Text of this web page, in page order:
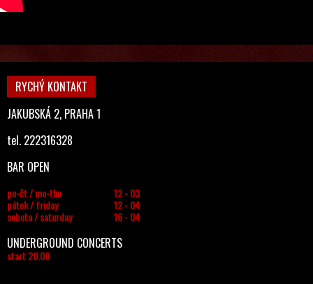
RYCHÝ KONTAKT
JAKUBSKÁ 2, PRAHA 1
tel. 222316328
BAR OPEN
po-čt / mo-thu
12 - 03
pátek / friday
12 - 04
sobota / saturday
16 - 04
UNDERGROUND CONCERTS
start 20.00